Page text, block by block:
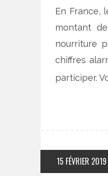
En France,
montant
nourriture
chiffres
participer.
15 FÉVRIER 2019